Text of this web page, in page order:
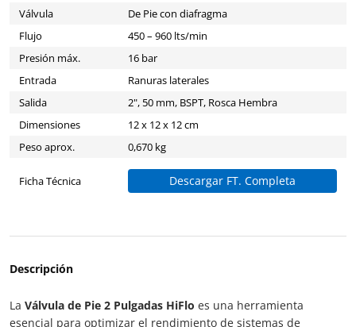
Válvula
De Pie con diafragma
Flujo
450 – 960 lts/min
Presión máx.
16 bar
Entrada
Ranuras laterales
Salida
2", 50 mm, BSPT, Rosca Hembra
Dimensiones
12 x 12 x 12 cm
Peso aprox.
0,670 kg
Ficha Técnica Descargar FT. Completa
Descripción
La Válvula de Pie 2 Pulgadas HiFlo es una herramienta
esencial para optimizar el rendimiento de sistemas de